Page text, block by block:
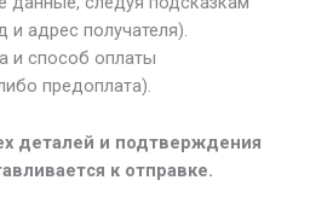
и адрес получателя).
и способ оплаты
предоплата).
деталей и подтверждения
к отправке.